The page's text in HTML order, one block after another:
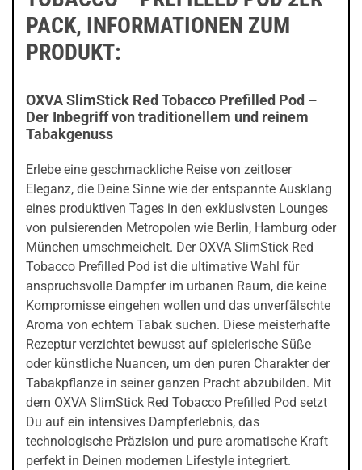
PACK, INFORMATIONEN ZUM
PRODUKT:
OXVA SlimStick Red Tobacco Prefilled Pod –
Der Inbegriff von traditionellem und reinem
Tabakgenuss
Erlebe eine geschmackliche Reise von zeitloser
Eleganz, die Deine Sinne wie der entspannte Ausklang
eines produktiven Tages in den exklusivsten Lounges
von pulsierenden Metropolen wie Berlin, Hamburg oder
München umschmeichelt. Der OXVA SlimStick Red
Tobacco Prefilled Pod ist die ultimative Wahl für
anspruchsvolle Dampfer im urbanen Raum, die keine
Kompromisse eingehen wollen und das unverfälschte
Aroma von echtem Tabak suchen. Diese meisterhafte
Rezeptur verzichtet bewusst auf spielerische Süße
oder künstliche Nuancen, um den puren Charakter der
Tabakpflanze in seiner ganzen Pracht abzubilden. Mit
dem OXVA SlimStick Red Tobacco Prefilled Pod setzt
Du auf ein intensives Dampferlebnis, das
technologische Präzision und pure aromatische Kraft
perfekt in Deinen modernen Lifestyle integriert.